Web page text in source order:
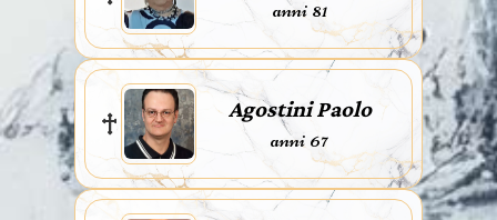
anni 81
Agostini Paolo
anni 67